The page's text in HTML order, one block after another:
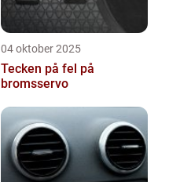
04 oktober 2025
Tecken på fel på
bromsservo